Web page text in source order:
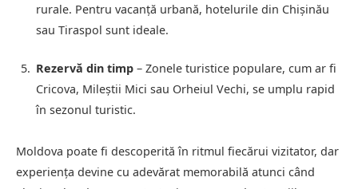
rurale. Pentru vacanță urbană, hotelurile din Chișinău
sau Tiraspol sunt ideale.
Rezervă din timp – Zonele turistice populare, cum ar fi
Cricova, Mileștii Mici sau Orheiul Vechi, se umplu rapid
în sezonul turistic.
Moldova poate fi descoperită în ritmul fiecărui vizitator, dar
experiența devine cu adevărat memorabilă atunci când